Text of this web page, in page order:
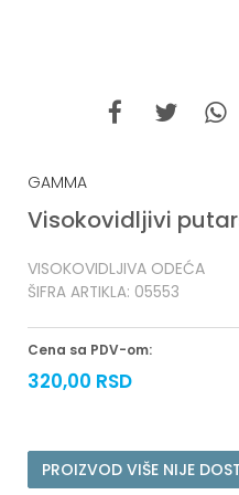
GAMMA
Visokovidljivi
VISOKOVIDLJIVA ODEĆA
ŠIFRA ARTIKLA: 05553
Cena sa PDV-om:
320,00 RSD
PROIZVOD VIŠE NIJE